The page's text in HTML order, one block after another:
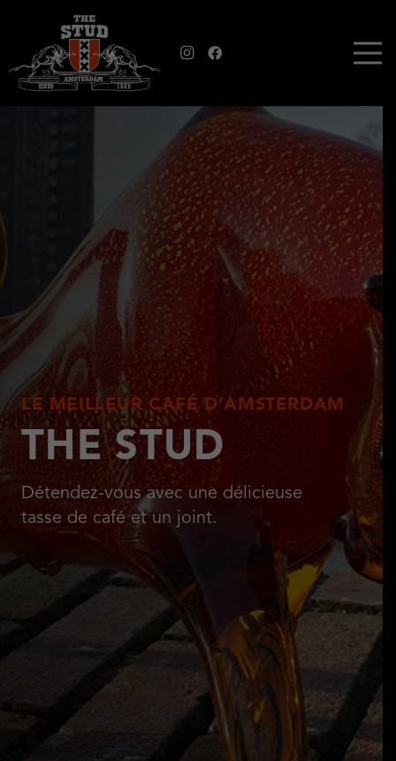
LE MEILLEUR CAFÉ D’AMSTERDAM
THE STUD
Détendez-vous avec une délicieuse
tasse de café et un joint.